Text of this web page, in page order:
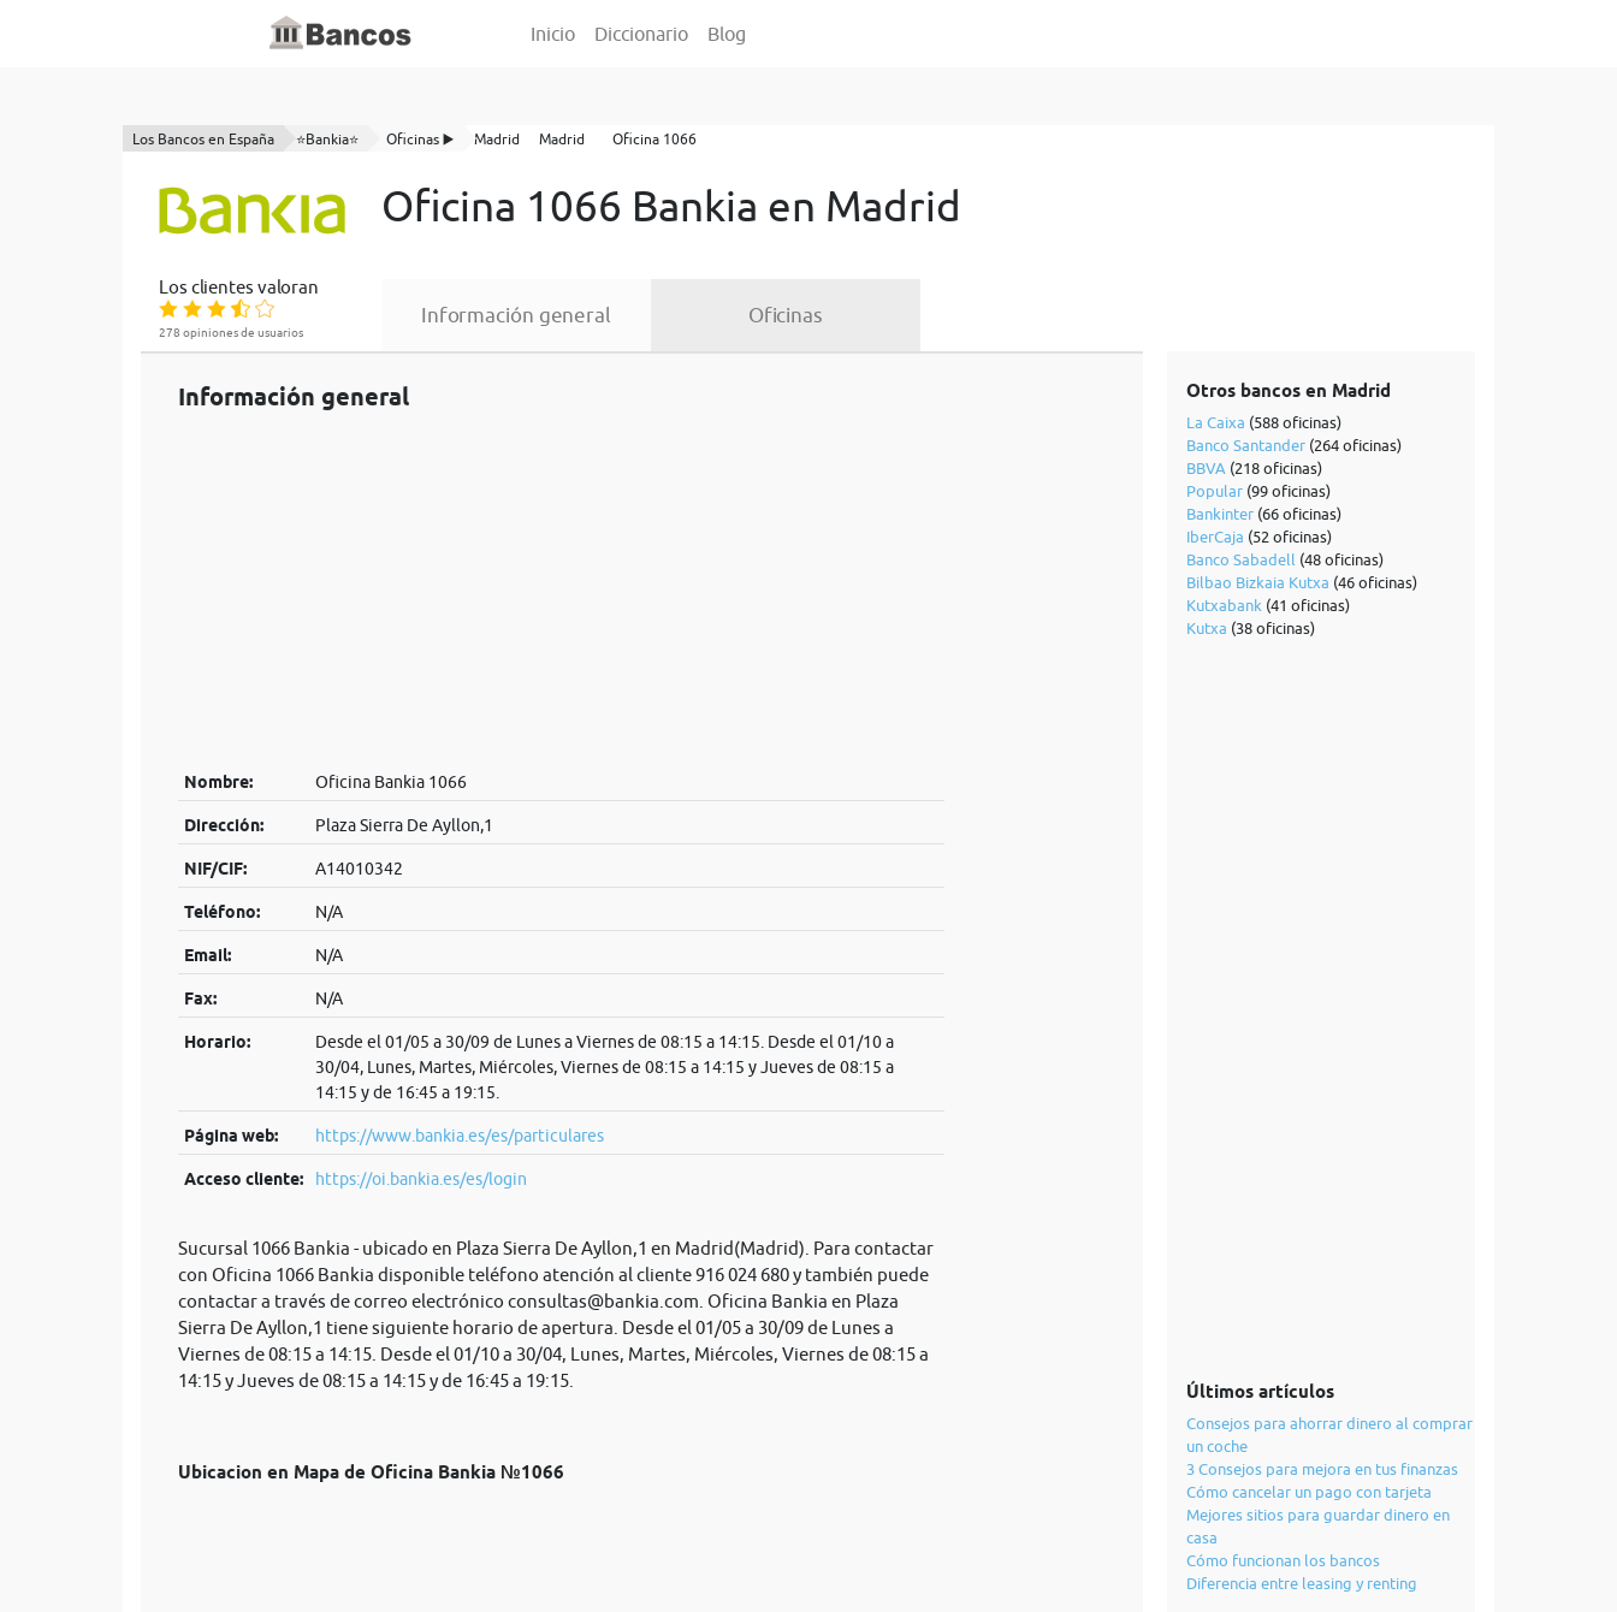
Inicio Diccionario Blog
Los Bancos en España ⭐Bankia⭐ Oficinas ▶️ Madrid Madrid Oficina 1066
Oficina 1066 Bankia en Madrid
Los clientes valoran
278 opiniones de usuarios
Información general Oficinas
Información general
Nombre: Oficina Bankia 1066
Dirección: Plaza Sierra De Ayllon,1
NIF/CIF: A14010342
Teléfono: N/A
Email: N/A
Fax: N/A
Horario:
Desde el 01/05 a 30/09 de Lunes a Viernes de 08:15 a 14:15. Desde el 01/10 a
30/04, Lunes, Martes, Miércoles, Viernes de 08:15 a 14:15 y Jueves de 08:15 a
14:15 y de 16:45 a 19:15.
Página web: https://www.bankia.es/es/particulares
Acceso cliente: https://oi.bankia.es/es/login
Sucursal 1066 Bankia - ubicado en Plaza Sierra De Ayllon,1 en Madrid(Madrid). Para contactar
con Oficina 1066 Bankia disponible teléfono atención al cliente 916 024 680 y también puede
contactar a través de correo electrónico consultas@bankia.com . Oficina Bankia en Plaza
Sierra De Ayllon,1 tiene siguiente horario de apertura. Desde el 01/05 a 30/09 de Lunes a
Viernes de 08:15 a 14:15. Desde el 01/10 a 30/04, Lunes, Martes, Miércoles, Viernes de 08:15 a
14:15 y Jueves de 08:15 a 14:15 y de 16:45 a 19:15.
Ubicacion en Mapa de Oficina Bankia №1066
Otros bancos en Madrid
La Caixa (588 oficinas)
Banco Santander(264 oficinas)
BBVA (218 oficinas)
Popular(99 oficinas)
Bankinter(66 oficinas)
IberCaja (52 oficinas)
Banco Sabadell (48 oficinas)
Bilbao Bizkaia Kutxa (46 oficinas)
Kutxabank (41 oficinas)
Kutxa (38 oficinas)
Últimos artículos
Consejos para ahorrar dinero al comprar
un coche
3 Consejos para mejora en tus finanzas
Cómo cancelar un pago con tarjeta
Mejores sitios para guardar dinero en
casa
Cómo funcionan los bancos
Diferencia entre leasing y renting